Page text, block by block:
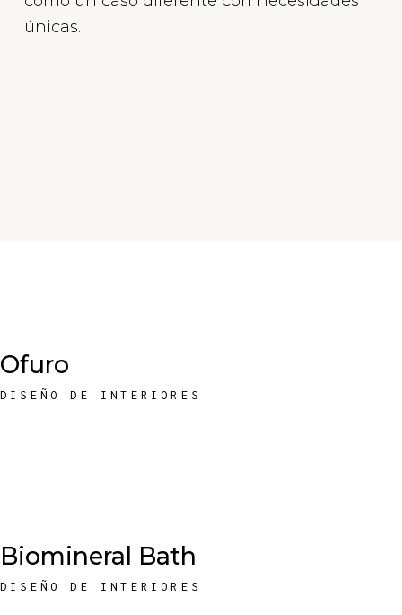
únicas.
Ofuro
DISEÑO DE INTERIORES
Biomineral Bath
DISEÑO DE INTERIORES